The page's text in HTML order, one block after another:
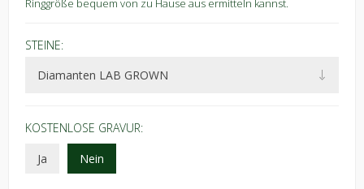
Ringgröße bequem von zu Hause aus ermitteln kannst.
STEINE:
KOSTENLOSE GRAVUR:
Ja
Nein